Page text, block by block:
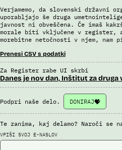
Verjamemo, da slovenski državni
uporabljajo še druga
javnost ni obveščena. Če imaš
morale biti vključene v register,
morebitne netočnosti v njem, nam
Prenesi CSV s podatki
Za Register rabe UI skrbi
Danes je nov dan, Inštitut za druga
Podpri naše delo. DONIRAJ
Te zanima, kaj delamo? Naroči se
VPIŠI SVOJ E-NASLOV